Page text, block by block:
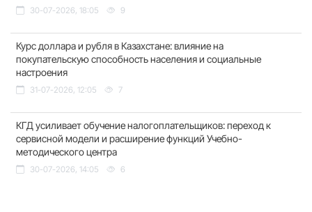
30-07-2026, 18:05 9
Курс доллара и рубля в Казахстане: влияние на
покупательскую способность населения и социальные
настроения
31-07-2026, 12:05 7
КГД усиливает обучение налогоплательщиков: переход к
сервисной модели и расширение функций Учебно-
методического центра
30-07-2026, 14:05 6